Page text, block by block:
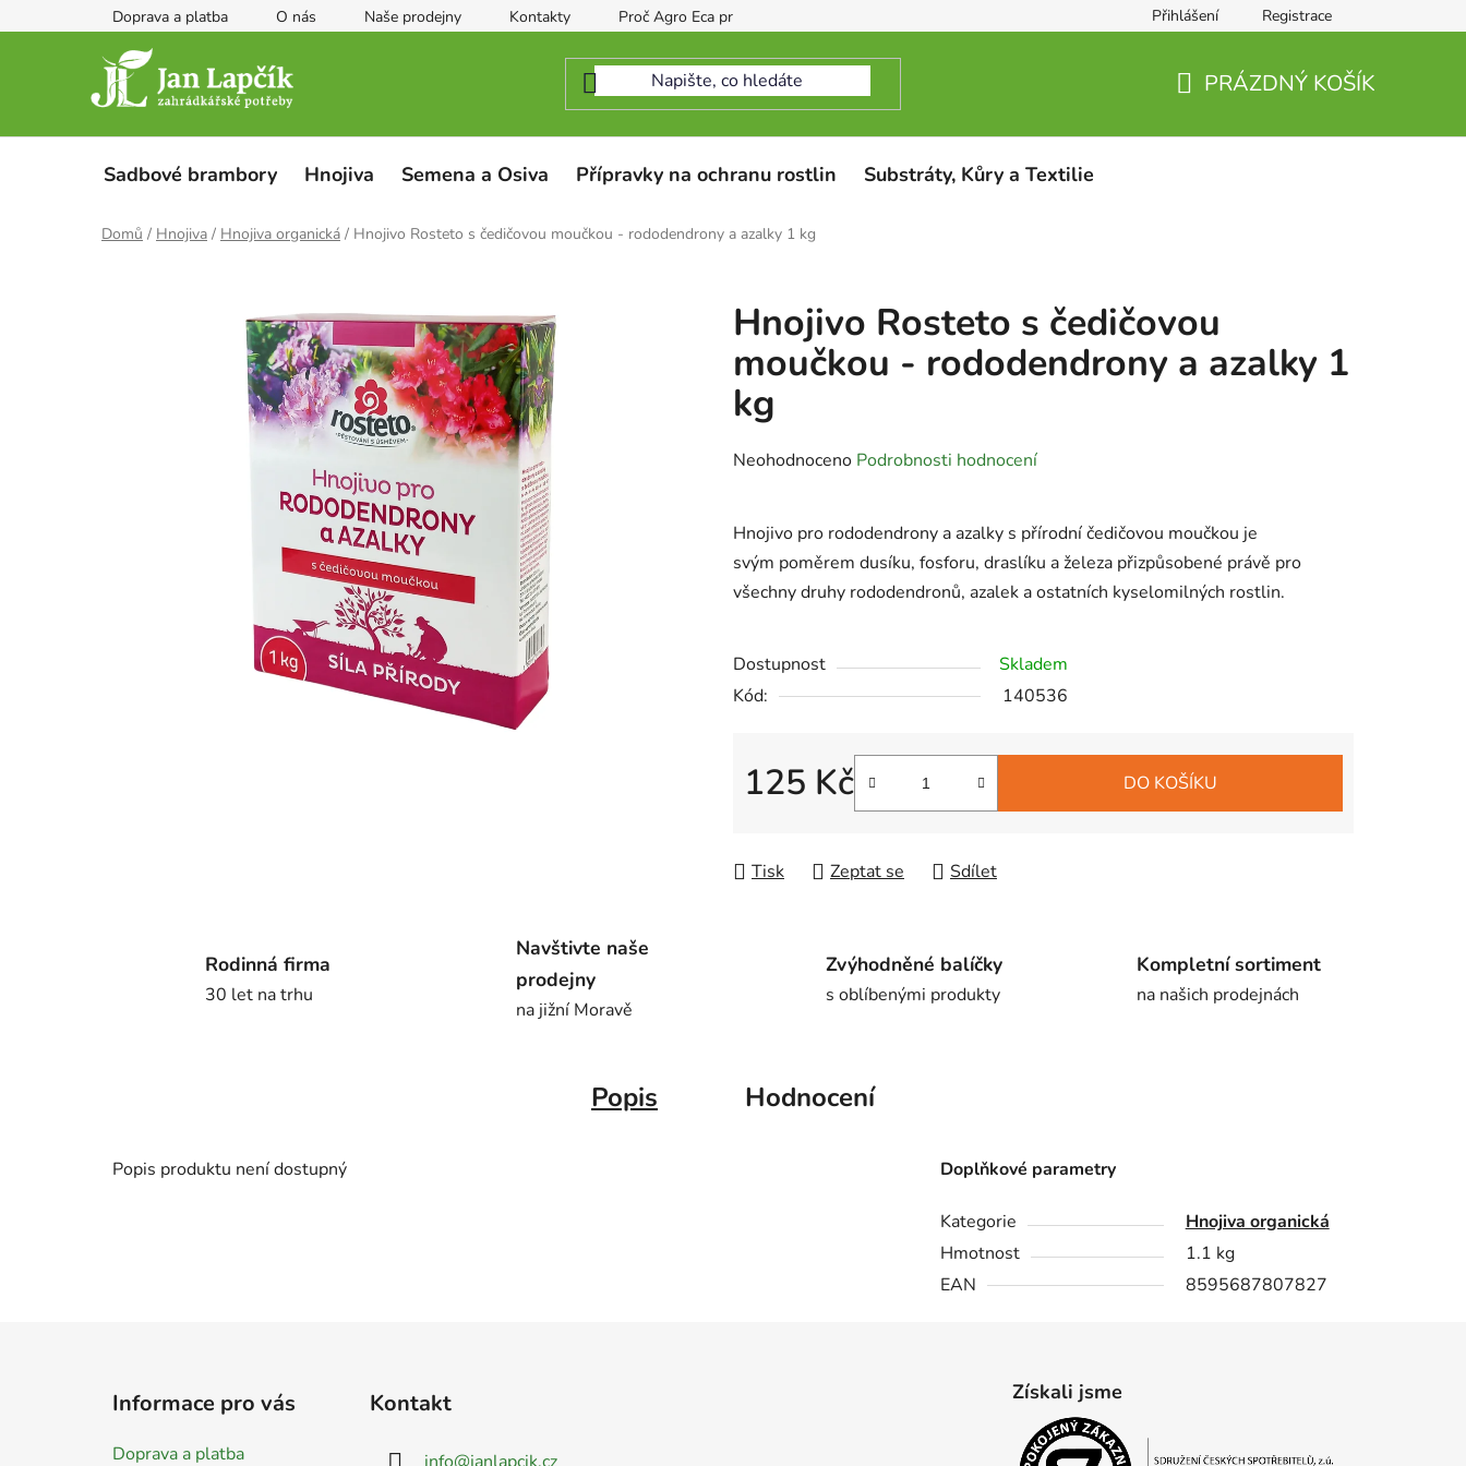
na
Doprava a platba O nás Naše prodejny Kontakty Proč Agro Eca protect Přihlášení Registrace
PRÁZDNÝ KOŠÍK
Sadbové brambory Hnojiva Semena a Osiva Přípravky na ochranu rostlin Substráty, Kůry a Textilie
Domů / Hnojiva / Hnojiva organická / Hnojivo Rosteto s čedičovou moučkou - rododendrony a azalky 1 kg
Hnojivo Rosteto s čedičovou
moučkou - rododendrony a azalky 1
kg
Průměrné
0,0
hvězdiček.
Neohodnoceno Podrobnosti hodnocení
Hnojivo pro rododendrony a azalky s přírodní čedičovou moučkou je
svým poměrem dusíku, fosforu, draslíku a železa přizpůsobené právě pro
všechny druhy rododendronů, azalek a ostatních kyselomilných rostlin.
Dostupnost
Skladem
Kód:
140536
125 Kč DO KOŠÍKU
Tisk Zeptat se Sdílet
Rodinná firma
30 let na trhu
Navštivte naše
prodejny
na jižní Moravě
Zvýhodněné balíčky
s oblíbenými produkty
Kompletní sortiment
na našich prodejnách
Popis Hodnocení
Popis produktu není dostupný Doplňkové parametry
Kategorie
Hnojiva organická
Hmotnost
1.1 kg
EAN
8595687807827
Informace pro vás
Doprava a platba
Kontakt Získali jsme